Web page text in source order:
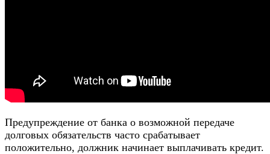
Предупреждение от банка о возможной передаче
долговых обязательств часто срабатывает
положительно, должник начинает выплачивать кредит.